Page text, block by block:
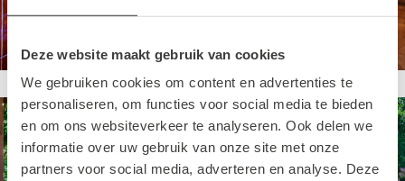
Deze website maakt gebruik van cookies
We gebruiken cookies om content en advertenties te
personaliseren, om functies voor social media te bieden
en om ons websiteverkeer te analyseren. Ook delen we
informatie over uw gebruik van onze site met onze
partners voor social media, adverteren en analyse. Deze